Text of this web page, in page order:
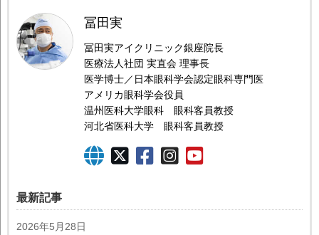
冨田実
冨田実アイクリニック銀座院長
医療法人社団 実直会 理事長
医学博士／日本眼科学会認定眼科専門医
アメリカ眼科学会役員
温州医科大学眼科 眼科客員教授
河北省医科大学 眼科客員教授
最新記事
2026年5月28日